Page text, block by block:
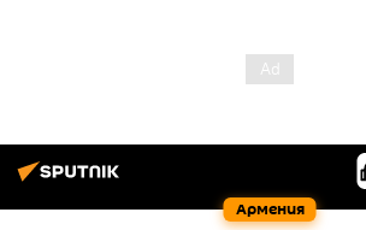
Армения